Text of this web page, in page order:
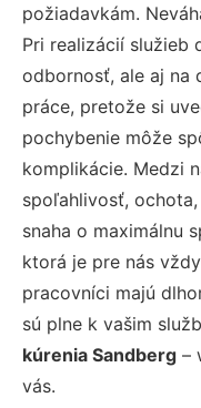
požiadavkám.
Pri realizácií služieb
odbornosť, ale aj na
práce, pretože si
pochybenie môže
komplikácie. Medzi
spoľahlivosť,
snaha o maximálnu
ktorá je pre nás
pracovníci majú
sú plne k vašim
kúrenia Sandberg –
vás.